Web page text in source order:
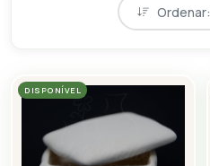
Ordenar:
DISPONÍVEL